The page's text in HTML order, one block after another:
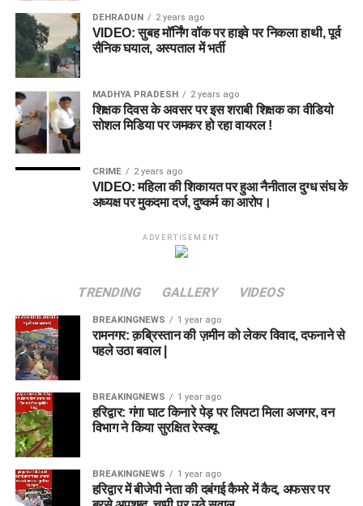
DEHRADUN 2 years ago
VIDEO: सुबह मॉर्निंग वॉक पर हाइवे पर निकला हाथी, पूर्व
सैनिक घयाल, अस्पताल में भर्ती
MADHYA PRADESH 2 years ago
शिक्षक दिवस के अवसर पर इस शराबी शिक्षक का वीडियो
सोशल मिडिया पर जमकर हो रहा वायरल !
CRIME 2 years ago
VIDEO: महिला की शिकायत पर हुआ नैनीताल दुग्ध संघ के
अध्यक्ष पर मुकदमा दर्ज, दुष्कर्म का आरोप।
ADVERTISEMENT
TRENDING GALLERY VIDEOS
BREAKINGNEWS 1 year ago
रामनगर: क़ब्रिस्तान की ज़मीन को लेकर विवाद, दफनाने से
पहले उठा बवाल |
BREAKINGNEWS 1 year ago
हरिद्वार: गंगा घाट किनारे पेड़ पर लिपटा मिला अजगर, वन
विभाग ने किया सुरक्षित रेस्क्यू
BREAKINGNEWS 1 year ago
हरिद्वार में बीजेपी नेता की दबंगई कैमरे में कैद, अफसर पर